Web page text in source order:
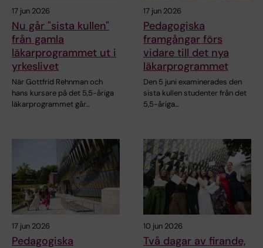
17 jun 2026
Nu går "sista kullen"
från gamla
läkarprogrammet ut i
yrkeslivet
När Gottfrid Rehnman och
hans kursare på det 5,5-åriga
läkarprogrammet går…
17 jun 2026
Pedagogiska
framgångar förs
vidare till det nya
läkarprogrammet
Den 5 juni examinerades den
sista kullen studenter från det
5,5-åriga…
17 jun 2026
Pedagogiska
10 jun 2026
Två dagar av firande,